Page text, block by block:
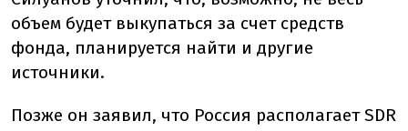
объем будет выкупаться за счет средств
фонда, планируется найти и другие
источники.
Позже он заявил, что Россия располагает SDR